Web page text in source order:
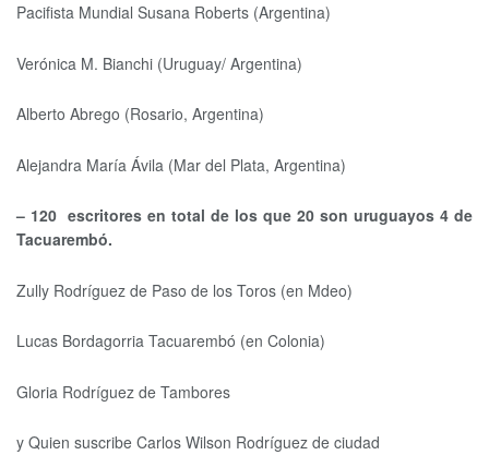
Pacifista Mundial Susana Roberts (Argentina)
Verónica M. Bianchi (Uruguay/ Argentina)
Alberto Abrego (Rosario, Argentina)
Alejandra María Ávila (Mar del Plata, Argentina)
– 120 escritores en total de los que 20 son uruguayos 4 de
Tacuarembó.
Zully Rodríguez de Paso de los Toros (en Mdeo)
Lucas Bordagorria Tacuarembó (en Colonia)
Gloria Rodríguez de Tambores
y Quien suscribe Carlos Wilson Rodríguez de ciudad